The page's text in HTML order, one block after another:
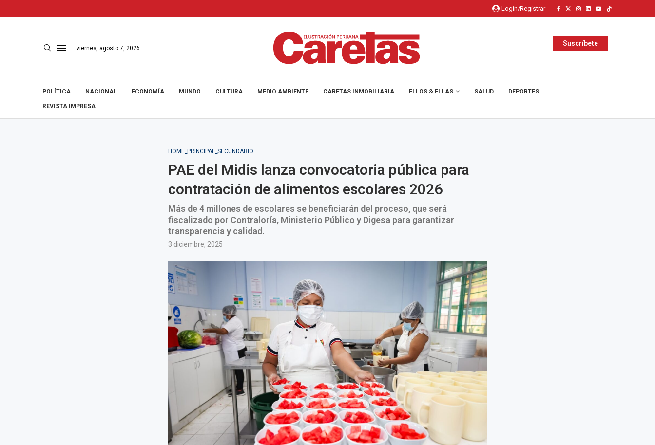
Login/Registrar
viernes, agosto 7, 2026
Suscríbete
POLÍTICA NACIONAL ECONOMÍA MUNDO CULTURA MEDIO AMBIENTE CARETAS INMOBILIARIA ELLOS & ELLAS SALUD DEPORTES
REVISTA IMPRESA
HOME_PRINCIPAL_SECUNDARIO
PAE del Midis lanza convocatoria pública para
contratación de alimentos escolares 2026
Más de 4 millones de escolares se beneficiarán del proceso, que será
fiscalizado por Contraloría, Ministerio Público y Digesa para garantizar
transparencia y calidad.
3 diciembre, 2025